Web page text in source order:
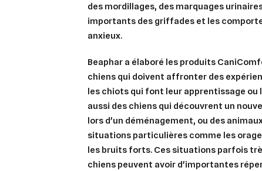
des mordillages, des marquages
importants des griffades et les
anxieux.
Beaphar a élaboré les produits
chiens qui doivent affronter des
les chiots qui font leur apprentissage ou
aussi des chiens qui découvrent un
lors d'un déménagement, ou des
situations particulières comme les
les bruits forts. Ces situations parfois
chiens peuvent avoir d'importantes
add_circle_outline